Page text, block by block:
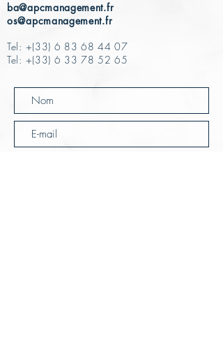
ba@apcmanagement.fr
os@apcmanagement.fr
Tel: +(33) 6 83 68 44 07
Tel: +(33) 6 33 78 52 65